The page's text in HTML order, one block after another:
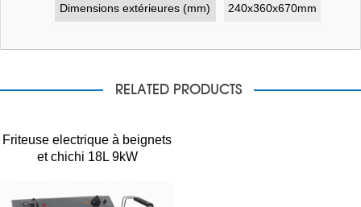
Dimensions extérieures (mm) 240x360x670mm
RELATED PRODUCTS
Friteuse electrique à beignets
et chichi 18L 9kW